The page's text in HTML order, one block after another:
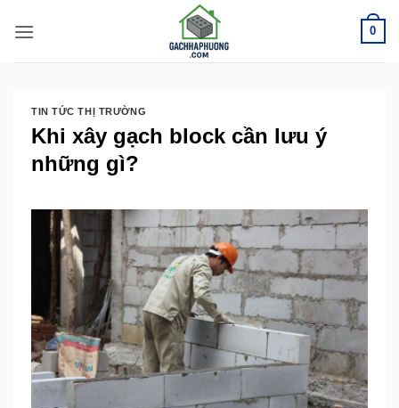
qua
nội
0
TIN TỨC THỊ TRƯỜNG
Khi xây gạch block cần lưu ý
những gì?